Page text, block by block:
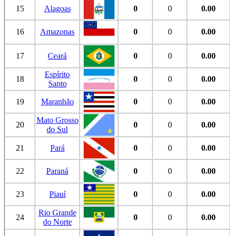
15 Alagoas 0 0 0.00
16 Amazonas 0 0 0.00
17 Ceará 0 0 0.00
18
Espírito
Santo
0 0 0.00
19 Maranhão 0 0 0.00
20
Mato Grosso
do Sul
0 0 0.00
21 Pará 0 0 0.00
22 Paraná 0 0 0.00
23 Piauí 0 0 0.00
24
Rio Grande
do Norte
0 0 0.00